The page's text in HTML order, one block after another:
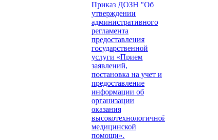
Приказ ДОЗН "Об
утверждении
административного
регламента
предоставления
государственной
услуги «Прием
заявлений,
постановка на учет и
предоставление
информации об
организации
оказания
высокотехнологичной
медицинской
помощи».